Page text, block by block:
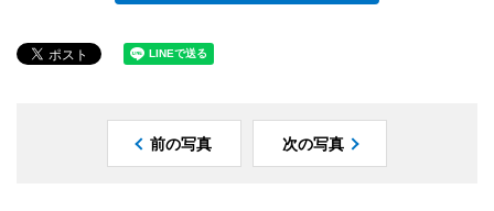
前の写真 次の写真